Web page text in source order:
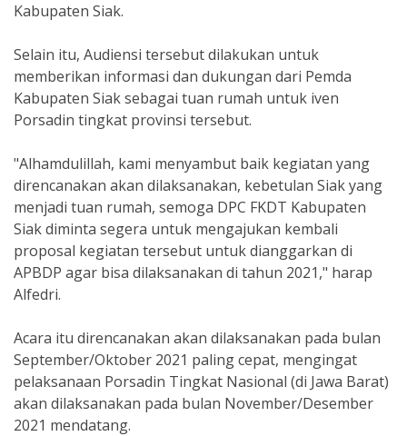
Kabupaten Siak.
Selain itu, Audiensi tersebut dilakukan untuk
memberikan informasi dan dukungan dari Pemda
Kabupaten Siak sebagai tuan rumah untuk iven
Porsadin tingkat provinsi tersebut.
"Alhamdulillah, kami menyambut baik kegiatan yang
direncanakan akan dilaksanakan, kebetulan Siak yang
menjadi tuan rumah, semoga DPC FKDT Kabupaten
Siak diminta segera untuk mengajukan kembali
proposal kegiatan tersebut untuk dianggarkan di
APBDP agar bisa dilaksanakan di tahun 2021," harap
Alfedri.
Acara itu direncanakan akan dilaksanakan pada bulan
September/Oktober 2021 paling cepat, mengingat
pelaksanaan Porsadin Tingkat Nasional (di Jawa Barat)
akan dilaksanakan pada bulan November/Desember
2021 mendatang.